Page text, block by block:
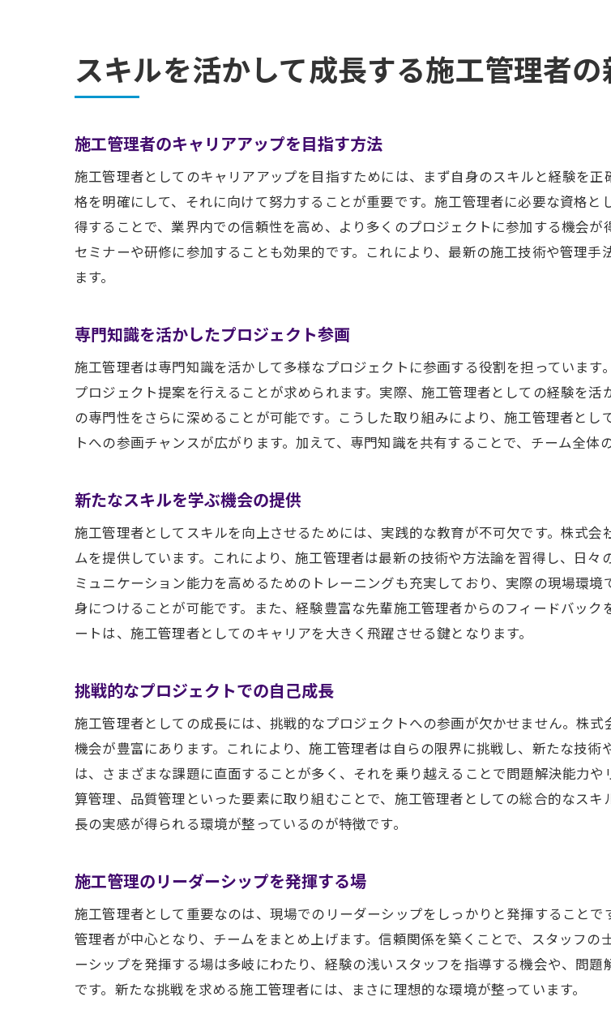
施工管理のプロジェクトで自分
株式会社西川組で施工管理者として
施工管理者としての未来を切り
新しい環境での挑戦を楽しむ
スキルを活かして成長する施工管理者
施工管理者のキャリアアップを目指す方法
施工管理者としてのキャリアアップを目指すためには、まず自身のスキルと経験を
格を明確にして、それに向けて努力することが重要です。施工管理者に必要な資格
得することで、業界内での信頼性を高め、より多くのプロジェクトに参加する機会
セミナーや研修に参加することも効果的です。これにより、最新の施工技術や管理
ます。
専門知識を活かしたプロジェクト参画
施工管理者は専門知識を活かして多様なプロジェクトに参画する役割を担っていま
プロジェクト提案を行えることが求められます。実際、施工管理者としての経験を
の専門性をさらに深めることが可能です。こうした取り組みにより、施工管理者と
トへの参画チャンスが広がります。加えて、専門知識を共有することで、チーム全体
新たなスキルを学ぶ機会の提供
施工管理者としてスキルを向上させるためには、実践的な教育が不可欠です。株式
ムを提供しています。これにより、施工管理者は最新の技術や方法論を習得し、日
ミュニケーション能力を高めるためのトレーニングも充実しており、実際の現場環
身につけることが可能です。また、経験豊富な先輩施工管理者からのフィードバッ
ートは、施工管理者としてのキャリアを大きく飛躍させる鍵となります。
挑戦的なプロジェクトでの自己成長
施工管理者としての成長には、挑戦的なプロジェクトへの参画が欠かせません。株
機会が豊富にあります。これにより、施工管理者は自らの限界に挑戦し、新たな技
は、さまざまな課題に直面することが多く、それを乗り越えることで問題解決能力
算管理、品質管理といった要素に取り組むことで、施工管理者としての総合的なス
長の実感が得られる環境が整っているのが特徴です。
施工管理のリーダーシップを発揮する場
施工管理者として重要なのは、現場でのリーダーシップをしっかりと発揮すること
管理者が中心となり、チームをまとめ上げます。信頼関係を築くことで、スタッフ
ーシップを発揮する場は多岐にわたり、経験の浅いスタッフを指導する機会や、問
です。新たな挑戦を求める施工管理者には、まさに理想的な環境が整っています。